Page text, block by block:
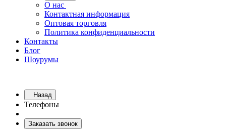
О нас
Контактная информация
Оптовая торговля
Политика конфиденциальности
Контакты
Блог
Шоурумы
Назад
Телефоны
Заказать звонок